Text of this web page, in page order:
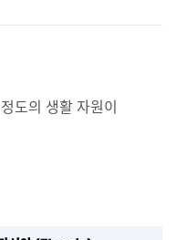
도의 생활 자원이